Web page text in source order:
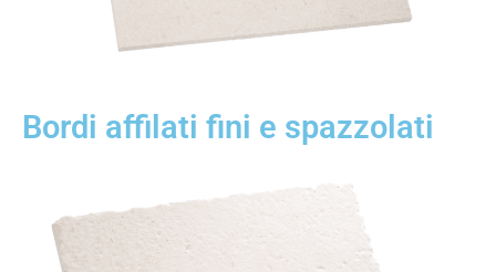
Bordi affilati fini e spazzolati